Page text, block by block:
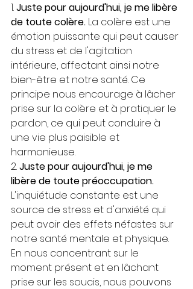
1. Juste pour aujourd'hui, je me libère
de toute colère. La colère est une
émotion puissante qui peut causer
du stress et de l'agitation
intérieure, affectant ainsi notre
bien-être et notre santé. Ce
principe nous encourage à lâcher
prise sur la colère et à pratiquer le
pardon, ce qui peut conduire à
une vie plus paisible et
harmonieuse.
2. Juste pour aujourd'hui, je me
libère de toute préoccupation.
L'inquiétude constante est une
source de stress et d'anxiété qui
peut avoir des effets néfastes sur
notre santé mentale et physique.
En nous concentrant sur le
moment présent et en lâchant
prise sur les soucis, nous pouvons